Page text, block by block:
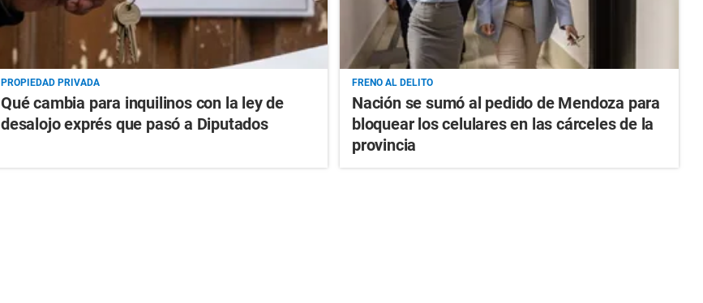
PROPIEDAD PRIVADA
Qué cambia para inquilinos con la ley de
desalojo exprés que pasó a Diputados
FRENO AL DELITO
Nación se sumó al pedido de Mendoza para
bloquear los celulares en las cárceles de la
provincia